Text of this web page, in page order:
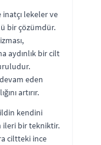
lekeler ve
bir çözümdür.
aydınlık bir cilt
eden
artırır.
kendini
ileri bir tekniktir.
ciltteki ince